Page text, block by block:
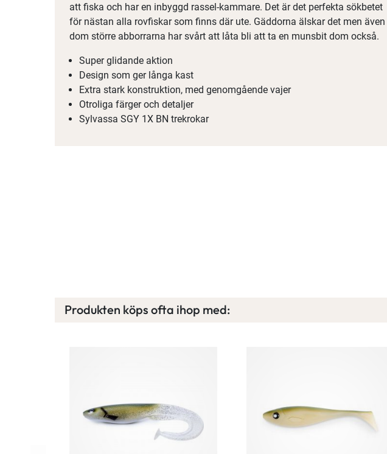
att fiska och har en inbyggd rassel-kammare. Det är det perfekta sökbetet
för nästan alla rovfiskar som finns där ute. Gäddorna älskar det men även
dom större abborrarna har svårt att låta bli att ta en munsbit dom också.
Super glidande aktion
Design som ger långa kast
Extra stark konstruktion, med genomgående vajer
Otroliga färger och detaljer
Sylvassa SGY 1X BN trekrokar
Produkten köps ofta ihop med: